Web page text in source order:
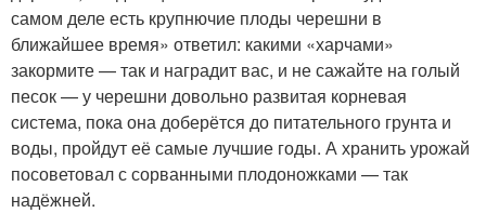
самом деле есть крупнючие плоды черешни в
ближайшее время» ответил: какими «харчами»
закормите — так и наградит вас, и не сажайте на голый
песок — у черешни довольно развитая корневая
система, пока она доберётся до питательного грунта и
воды, пройдут её самые лучшие годы. А хранить урожай
посоветовал с сорванными плодоножками — так
надёжней.